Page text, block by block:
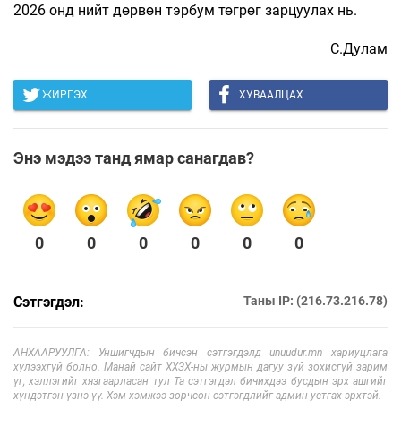
2026 онд нийт дөрвөн тэрбум төгрөг зарцуулах нь.
С.Дулам
ЖИРГЭХ ХУВААЛЦАХ
Энэ мэдээ танд ямар санагдав?
0 0 0 0 0 0
Сэтгэгдэл: Таны IP: (216.73.216.78)
АНХААРУУЛГА: Уншигчдын бичсэн сэтгэгдэлд unuudur.mn хариуцлага
хүлээхгүй болно. Манай сайт ХХЗХ-ны журмын дагуу зүй зохисгүй зарим
үг, хэллэгийг хязгаарласан тул Та сэтгэгдэл бичихдээ бусдын эрх ашгийг
хүндэтгэн үзнэ үү. Хэм хэмжээ зөрчсөн сэтгэгдлийг админ устгах эрхтэй.